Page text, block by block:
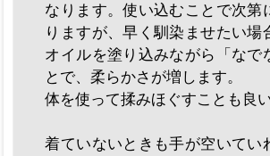
なります。使い込むことで次第
りますが、早く馴染ませたい場
オイルを塗り込みながら「なで
とで、柔らかさが増します。
体を使って揉みほぐすことも良
着ていないときも手が空いてい